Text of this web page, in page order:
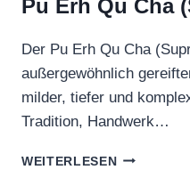
Pu Erh Qu Cha
Der Pu Erh Qu Cha
außergewöhnlich
milder, tiefer und
Tradition, Handwerk…
WEITERLESENPU